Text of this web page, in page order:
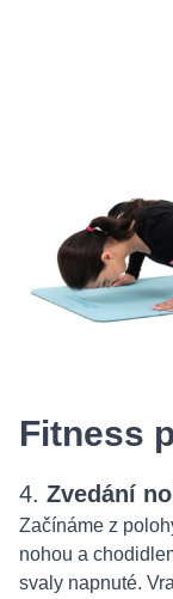
Fitness
4. Zvedání
Začínáme z
nohou a
svaly napnuté.